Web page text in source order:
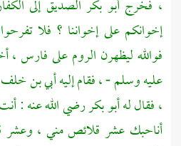
، فخرجأبو بكر الصديقإلى
إخوانكم على إخواننا ؟ فلا
فوالله ليظهرن الرومعلىفارس ،
عليه وسلم - ، فقام إليهأبي بن
،فقال لهأبو بكررضي الله عنه :
أناحبك عشر قلائص مني ،